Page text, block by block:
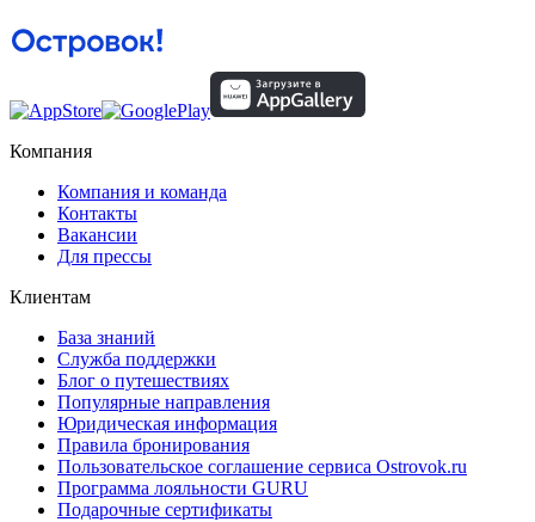
Компания
Компания и команда
Контакты
Вакансии
Для прессы
Клиентам
База знаний
Служба поддержки
Блог о путешествиях
Популярные направления
Юридическая информация
Правила бронирования
Пользовательское соглашение сервиса Ostrovok.ru
Программа лояльности GURU
Подарочные сертификаты